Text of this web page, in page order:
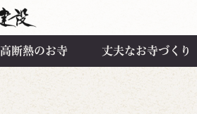
高断熱のお寺 丈夫なお寺づくり